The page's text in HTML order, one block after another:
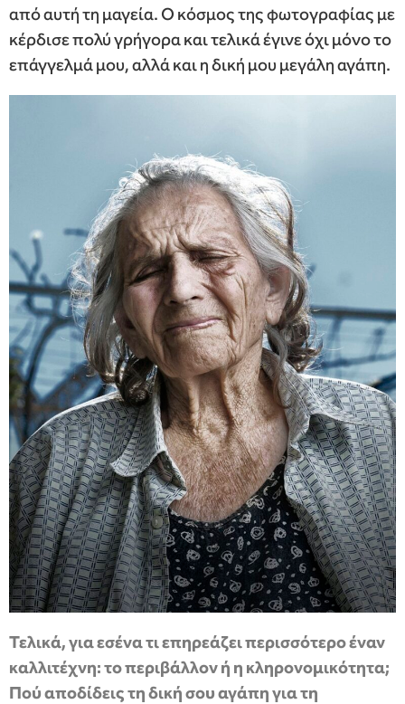
από αυτή τη μαγεία. Ο κόσμος της φωτογραφίας με
κέρδισε πολύ γρήγορα και τελικά έγινε όχι μόνο το
επάγγελμά μου, αλλά και η δική μου μεγάλη αγάπη.
Τελικά, για εσένα τι επηρεάζει περισσότερο έναν
καλλιτέχνη: το περιβάλλον ή η κληρονομικότητα;
Πού αποδίδεις τη δική σου αγάπη για τη